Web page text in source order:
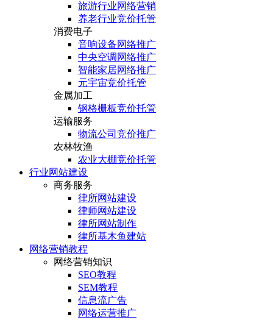
旅游行业网络营销
养老行业竞价托管
消费电子
音响设备网络推广
中央空调网络推广
智能家居网络推广
元宇宙竞价托管
金属加工
钢格栅板竞价托管
运输服务
物流公司竞价推广
农林牧渔
农业大棚竞价托管
行业网站建设
商务服务
律所网站建设
律师网站建设
律所网站制作
律所基木鱼建站
网络营销教程
网络营销知识
SEO教程
SEM教程
信息流广告
网络运营推广